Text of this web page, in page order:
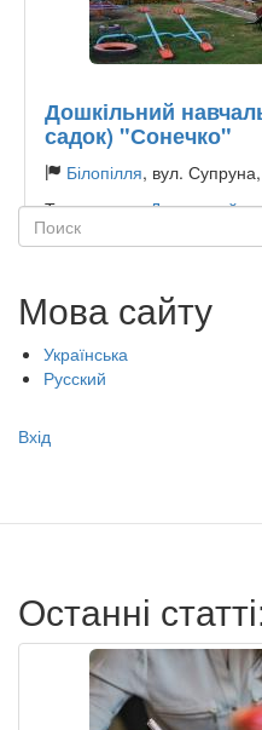
Дошкільний
садок) "Сонечко"
Білопілля, вул.
Тип садочку:Державний
Поиск
Мова сайту
Українська
Русский
Меню
записи
Вхід
Останні